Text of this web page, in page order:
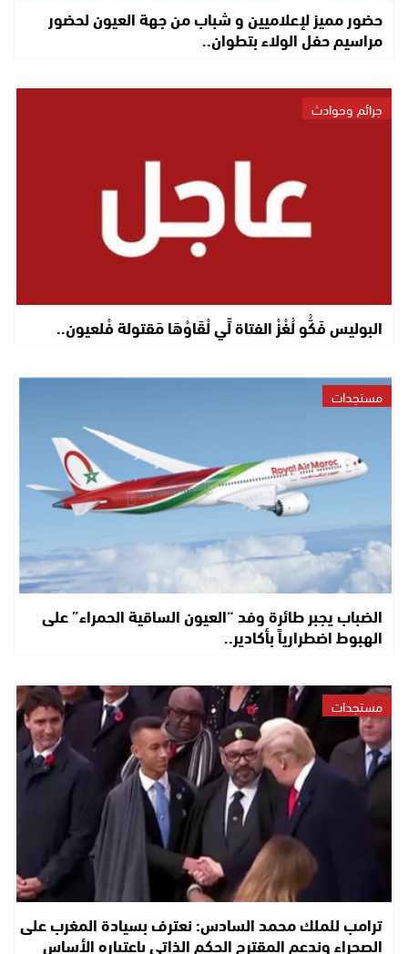
حضور مميز لإعلاميين و شباب من جهة العيون لحضور
مراسيم حفل الولاء بتطوان..
جرائم وحوادث
البوليس فَكُّو لُغْزْ الفتاة لِّي لْقَاوْهَا مَقتولة فْلعيون..
مستجدات
الضباب يجبر طائرة وفد “العيون الساقية الحمراء” على
الهبوط اضطرارياً بأكادير..
مستجدات
ترامب للملك محمد السادس: نعترف بسيادة المغرب على
الصحراء وندعم المقترح الحكم الذاتي باعتباره الأساس